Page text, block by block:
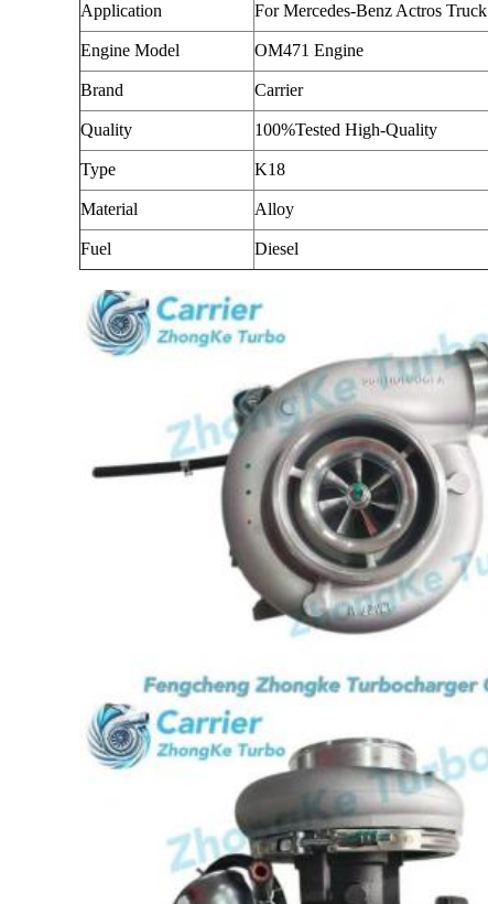
Application For Mercedes-Benz Actros Truck
Engine Model OM471 Engine
Brand Carrier
Quality 100%Tested High-Quality
Type K18
Material Alloy
Fuel Diesel